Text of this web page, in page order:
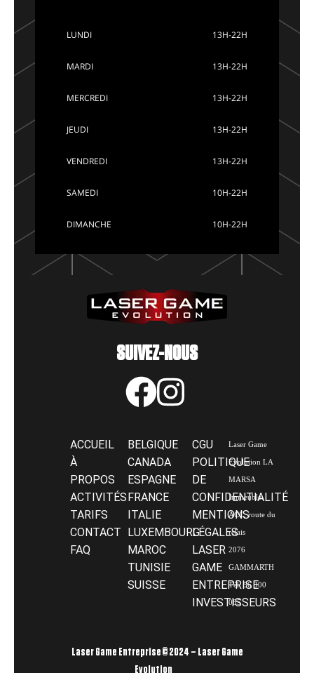
LUNDI 13H-22H
MARDI 13H-22H
MERCREDI 13H-22H
JEUDI 13H-22H
VENDREDI 13H-22H
SAMEDI 10H-22H
DIMANCHE 10H-22H
SUIVEZ-NOUS
ACCUEIL
À
PROPOS
ACTIVITÉS
TARIFS
CONTACT
FAQ
BELGIQUE
CANADA
ESPAGNE
FRANCE
ITALIE
LUXEMBOURG
MAROC
TUNISIE
SUISSE
CGU
POLITIQUE
DE
CONFIDENTIALITÉ
MENTIONS
LÉGALES
LASER
GAME
ENTREPRISE
INVESTISSEURS
Laser Game
Evolution LA
MARSA
Immeuble،
ACC, route du
relais
2076
GAMMARTH
Tél: 56 300
085
Laser Game Entreprise © 2024 – Laser Game
Evolution